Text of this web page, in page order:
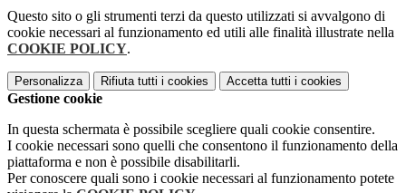
Questo sito o gli strumenti terzi da questo utilizzati si avvalgono di
cookie necessari al funzionamento ed utili alle finalità illustrate nella
COOKIE POLICY.
Personalizza Rifiuta tutti i cookies Accetta tutti i cookies
Gestione cookie
In questa schermata è possibile scegliere quali cookie consentire.
I cookie necessari sono quelli che consentono il funzionamento della
piattaforma e non è possibile disabilitarli.
Per conoscere quali sono i cookie necessari al funzionamento potete